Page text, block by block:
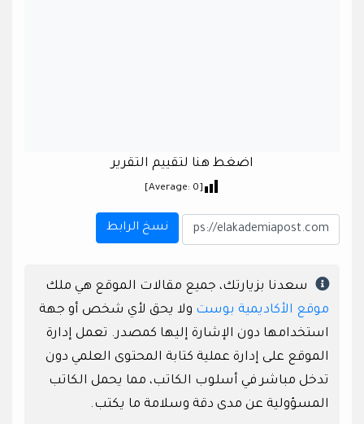
اضغط هنا لتقييم التقرير
[Average:
0
]
نسخ الرابط
سعدنا بزيارتك، جميع مقالات الموقع هي ملك
موقع الأكاديمية بوست ولا يحق لأي شخص أو جهة
استخدامها دون الإشارة إليها كمصدر. تعمل إدارة
الموقع على إدارة عملية كتابة المحتوى العلمي دون
تدخل مباشر في أسلوب الكاتب، مما يحمل الكاتب
المسؤولية عن مدى دقة وسلامة ما يكتب.